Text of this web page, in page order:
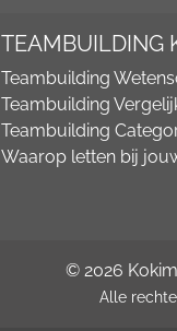
TEAMBUILDING
Teambuilding
Teambuilding
Teambuilding
Waarop letten bij
© 2026
Alle